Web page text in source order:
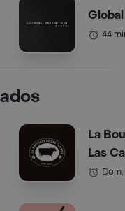
44
La
Las